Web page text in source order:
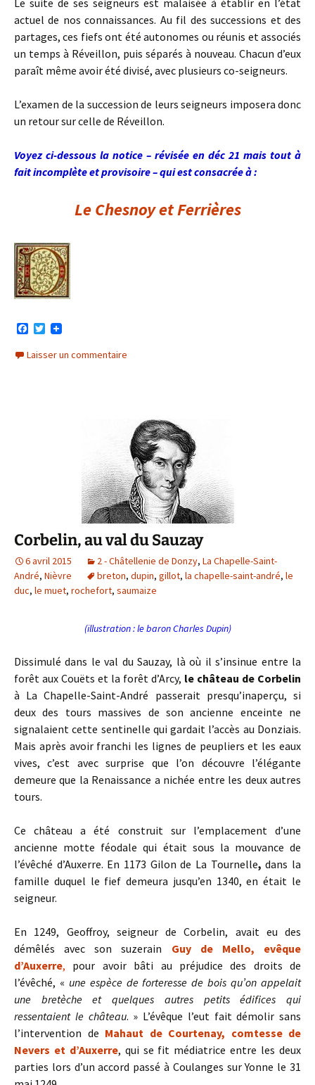
Le suite de ses seigneurs est malaisée à établir en l’état
actuel de nos connaissances. Au fil des successions et des
partages, ces fiefs ont été autonomes ou réunis et associés
un temps à Réveillon, puis séparés à nouveau. Chacun d’eux
paraît même avoir été divisé, avec plusieurs co-seigneurs.
L’examen de la succession de leurs seigneurs imposera donc
un retour sur celle de Réveillon.
Voyez ci-dessous la notice – révisée en déc 21 mais tout à
fait incomplète et provisoire – qui est consacrée à :
Le Chesnoy et Ferrières
c
e
T
i
t
Laisser un commentaire
Corbelin, au val du Sauzay
6 avril 2015 2 - Châtellenie de Donzy, La Chapelle-Saint-
André, Nièvre breton, dupin, gillot, la chapelle-saint-andré, le
duc, le muet, rochefort, saumaize
(illustration : le baron Charles Dupin)
Dissimulé dans le val du Sauzay, là où il s’insinue entre la
forêt aux Couëts et la forêt d’Arcy, le château de Corbelin
à La Chapelle-Saint-André passerait presqu’inaperçu, si
deux des tours massives de son ancienne enceinte ne
signalaient cette sentinelle qui gardait l’accès au Donziais.
Mais après avoir franchi les lignes de peupliers et les eaux
vives, c’est avec surprise que l’on découvre l’élégante
demeure que la Renaissance a nichée entre les deux autres
tours.
Ce château a été construit sur l’emplacement d’une
ancienne motte féodale qui était sous la mouvance de
l’évêché d’Auxerre. En 1173 Gilon de La Tournelle, dans la
famille duquel le fief demeura jusqu’en 1340, en était le
seigneur.
En 1249, Geoffroy, seigneur de Corbelin, avait eu des
démêlés avec son suzerain Guy de Mello, evêque
d’Auxerre, pour avoir bâti au préjudice des droits de
l’évêché, « une espèce de forteresse de bois qu’on appelait
une bretèche et quelques autres petits édifices qui
ressentaient le château. » L’évêque l’eut fait démolir sans
l’intervention de Mahaut de Courtenay, comtesse de
Nevers et d’Auxerre, qui se fit médiatrice entre les deux
parties lors d’un accord passé à Coulanges sur Yonne le 31